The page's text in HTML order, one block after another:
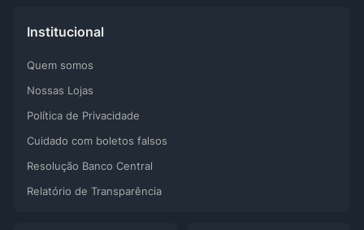
Institucional
Quem somos
Nossas Lojas
Política de Privacidade
Cuidado com boletos falsos
Resolução Banco Central
Relatório de Transparência